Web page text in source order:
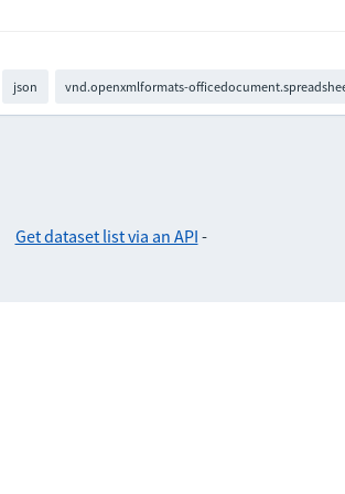
json vnd.openxmlformats-
Get dataset list via an API -